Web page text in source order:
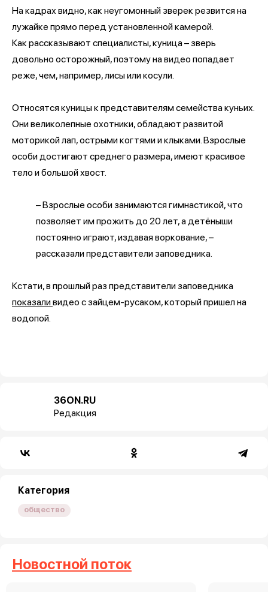
На кадрах видно, как неугомонный зверек резвится на
лужайке прямо перед установленной камерой.
Как рассказывают специалисты, куница – зверь
довольно осторожный, поэтому на видео попадает
реже, чем, например, лисы или косули.
Относятся куницы к представителям семейства куньих.
Они великолепные охотники, обладают развитой
моторикой лап, острыми когтями и клыками. Взрослые
особи достигают среднего размера, имеют красивое
тело и большой хвост.
– Взрослые особи занимаются гимнастикой, что
позволяет им прожить до 20 лет, а детёныши
постоянно играют, издавая воркование, –
рассказали представители заповедника.
Кстати, в прошлый раз представители заповедника
показаливидео с зайцем-русаком, который пришел на
водопой.
36ON.RU
Редакция
Категория
общество
Новостной поток